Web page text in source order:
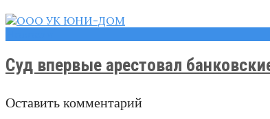
Суд впервые арестовал
Оставить комментарий